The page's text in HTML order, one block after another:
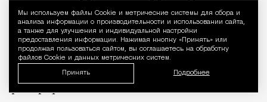
Уведомление
Мы используем файлы Сookie и метрические системы для сбора и
анализа информации о производительности и использовании сайта,
а также для улучшения и индивидуальной настройки
предоставления информации. Нажимая кнопку «Принять» или
продолжая пользоваться сайтом, вы соглашаетесь на обработку
файлов Cookie и данных метрических систем.
Принять Подробнее
волейбольной площадке. Волейбол заменял
дачникам кино и танцы, поглазеть на игру
собирался весь местный бомонд, от Веры
Пашенной до Александра Вертинского. До конца
жизни у Добронравовой в гостиной стояла
фотография с той площадки.